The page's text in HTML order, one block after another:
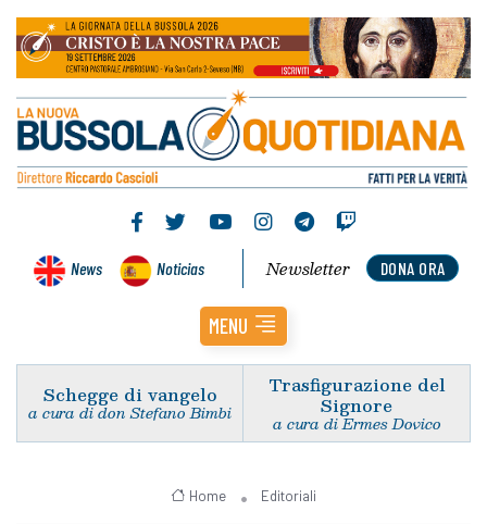
News Noticias DONA ORA
Newsletter
MENU
Schegge di vangelo
a cura di don Stefano Bimbi
Trasfigurazione del
Signore
a cura di Ermes Dovico
Home Editoriali